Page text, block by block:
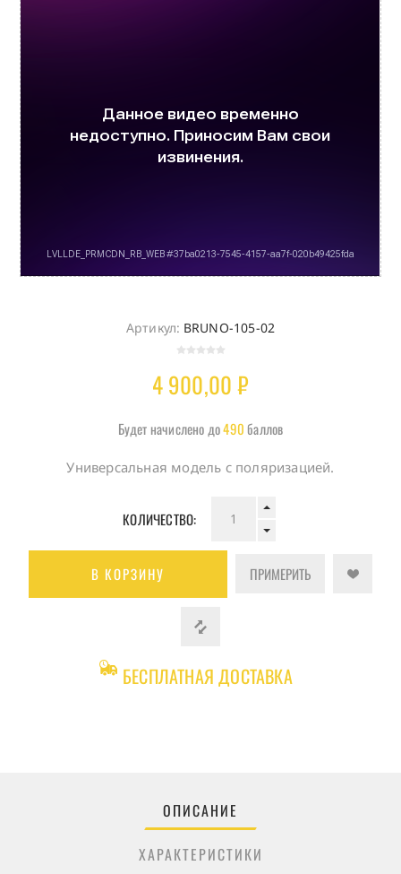
Артикул: BRUNO-105-02
4 900,00 ₽
Будет начислено до490баллов
Универсальная модель с поляризацией.
КОЛИЧЕСТВО:
В КОРЗИНУ ПРИМЕРИТЬ
БЕСПЛАТНАЯ ДОСТАВКА
ОПИСАНИЕ
ХАРАКТЕРИСТИКИ